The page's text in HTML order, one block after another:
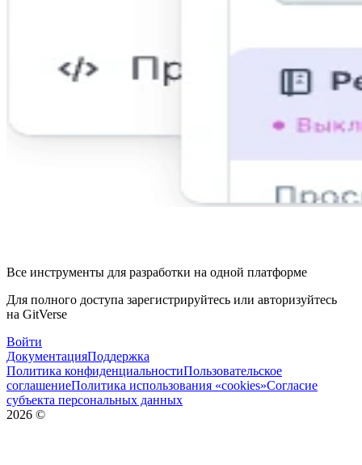
Все инструменты для разработки на одной платформе
Для полного доступа зарегистрируйтесь или авторизуйтесь
на GitVerse
Войти
ДокументацияПоддержка
Политика конфиденциальностиПользовательское
соглашениеПолитика использования «cookies»Согласие
субъекта персональных данных
2026 ©